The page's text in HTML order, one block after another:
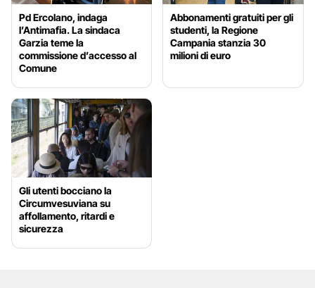
Pd Ercolano, indaga
l’Antimafia. La sindaca
Garzia teme la
commissione d’accesso al
Comune
Abbonamenti gratuiti per gli
studenti, la Regione
Campania stanzia 30
milioni di euro
Gli utenti bocciano la
Circumvesuviana su
affollamento, ritardi e
sicurezza